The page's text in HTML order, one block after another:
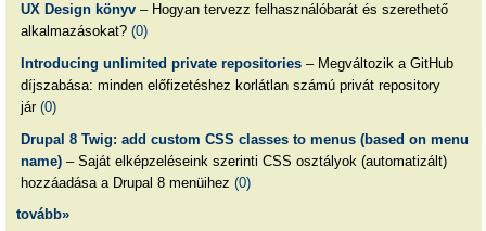
UX Design könyv– Hogyan tervezz felhasználóbarát és szerethető
alkalmazásokat? (0)
Introducing unlimited private repositories– Megváltozik a GitHub
díjszabása: minden előfizetéshez korlátlan számú privát repository
jár (0)
Drupal 8 Twig: add custom CSS classes to menus (based on menu
name)– Saját elképzeléseink szerinti CSS osztályok (automatizált)
hozzáadása a Drupal 8 menüihez (0)
tovább»